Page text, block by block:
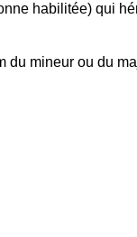
habilitée) qui
du mineur ou du